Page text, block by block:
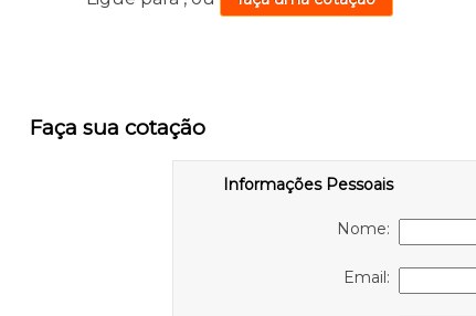
Faça sua cotação
Informações Pessoais
Nome:
Email: